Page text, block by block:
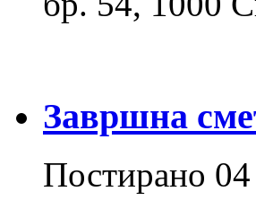
Завршна
Постирано